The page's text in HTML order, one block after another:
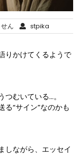
ん stpika
りかけてくるようで
むいている…。
る“サイン”なのかも
しながら、エッセイ